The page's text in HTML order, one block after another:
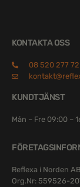
KONTAKTA OSS
08 520 277 72
KUNDTJÄNST
Mån – Fre 09:00 –
Reflexa i Norden AB
Org.Nr: 559526-